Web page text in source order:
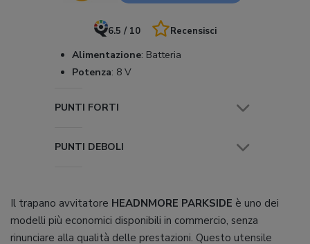
6.5 / 10 Recensisci
Alimentazione: Batteria
Potenza: 8 V
PUNTI FORTI
PUNTI DEBOLI
Il trapano avvitatore HEADNMORE PARKSIDE è uno dei
modelli più economici disponibili in commercio, senza
rinunciare alla qualità delle prestazioni. Questo utensile